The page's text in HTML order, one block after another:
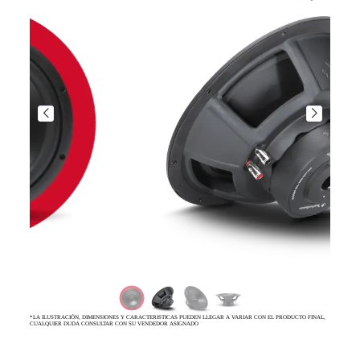
*LA ILUSTRACIÓN, DIMENSIONES Y CARACTERISTICAS PUEDEN LLEGAR A VARIAR CON EL PRODUCTO FINAL,
CUALQUIER DUDA CONSULTAR CON SU VENDEDOR ASIGNADO